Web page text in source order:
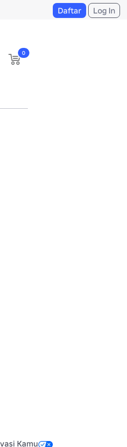
Daftar Log In
0
Kamu